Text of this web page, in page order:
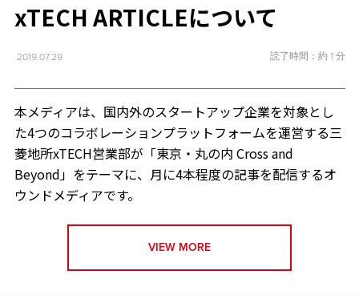
xTECH ARTICLEについて
2019.07.29 読了時間：約 1 分
本メディアは、国内外のスタートアップ企業を対象とし
た4つのコラボレーションプラットフォームを運営する三
菱地所xTECH営業部が「東京・丸の内 Cross and
Beyond」をテーマに、月に4本程度の記事を配信するオ
ウンドメディアです。
VIEW MORE